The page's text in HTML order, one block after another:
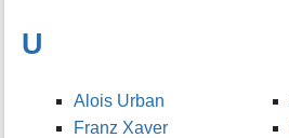
U
Alois Urban
Franz Xaver